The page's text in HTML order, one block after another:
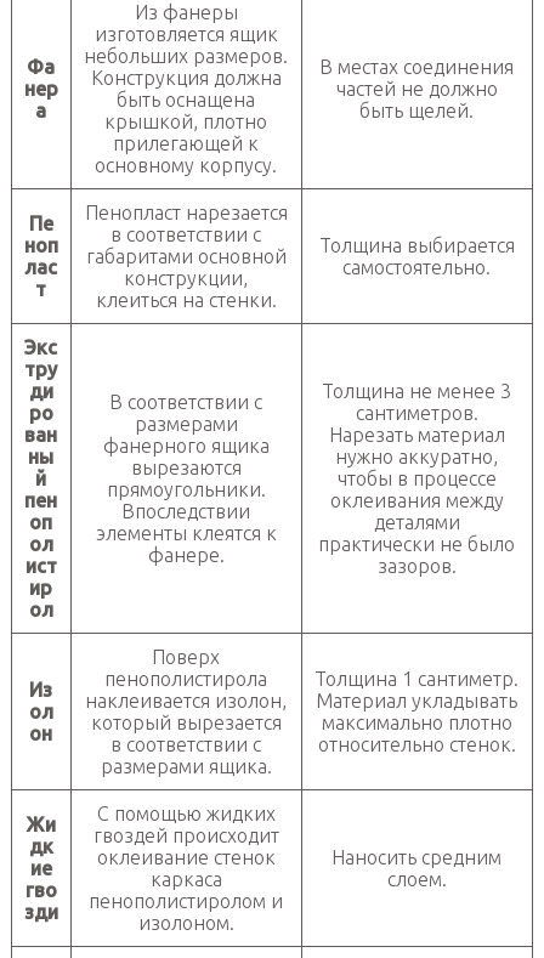
Фа
нер
а
Из фанеры
изготовляется ящик
небольших размеров.
Конструкция должна
быть оснащена
крышкой, плотно
прилегающей к
основному корпусу.
В местах соединения
частей не должно
быть щелей.
Пе
ноп
лас
т
Пенопласт нарезается
в соответствии с
габаритами основной
конструкции,
клеиться на стенки.
Толщина выбирается
самостоятельно.
Экс
тру
ди
ро
ван
ны
й
пен
оп
ол
ист
ир
ол
В соответствии с
размерами
фанерного ящика
вырезаются
прямоугольники.
Впоследствии
элементы клеятся к
фанере.
Толщина не менее 3
сантиметров.
Нарезать материал
нужно аккуратно,
чтобы в процессе
оклеивания между
деталями
практически не было
зазоров.
Из
ол
он
Поверх
пенополистирола
наклеивается изолон,
который вырезается
в соответствии с
размерами ящика.
Толщина 1 сантиметр.
Материал укладывать
максимально плотно
относительно стенок.
Жи
дк
ие
гво
зди
С помощью жидких
гвоздей происходит
оклеивание стенок
каркаса
пенополистиролом и
изолоном.
Наносить средним
слоем.